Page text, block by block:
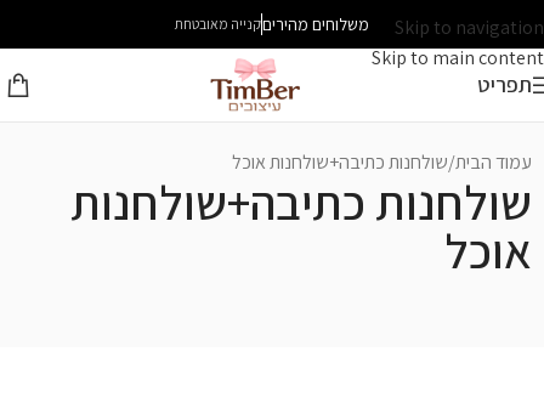
Skip to navigation
Skip to main content
משלוחים מהיריםקנייה מאובטחת
תפריט
עמוד הבית שולחנות כתיבה+שולחנות אוכל
שולחנות כתיבה+שולחנות
אוכל